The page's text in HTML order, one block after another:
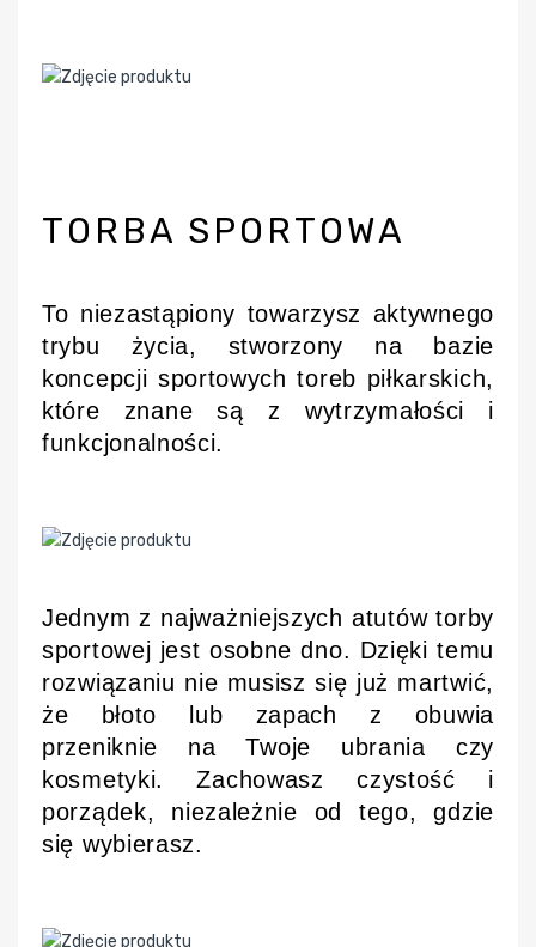
TORBA SPORTOWA
To niezastąpiony towarzysz aktywnego
trybu życia, stworzony na bazie
koncepcji sportowych toreb piłkarskich,
które znane są z wytrzymałości i
funkcjonalności.
Jednym z najważniejszych atutów torby
sportowej jest osobne dno. Dzięki temu
rozwiązaniu nie musisz się już martwić,
że błoto lub zapach z obuwia
przeniknie na Twoje ubrania czy
kosmetyki. Zachowasz czystość i
porządek, niezależnie od tego, gdzie
się wybierasz.